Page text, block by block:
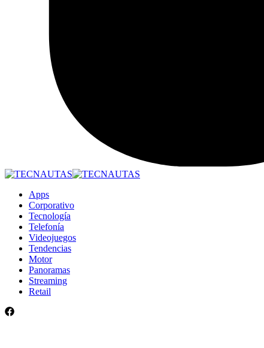
Apps
Corporativo
Tecnología
Telefonía
Videojuegos
Tendencias
Motor
Panoramas
Streaming
Retail